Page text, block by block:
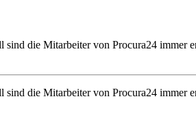
die Mitarbeiter von Procura24 immer
die Mitarbeiter von Procura24 immer